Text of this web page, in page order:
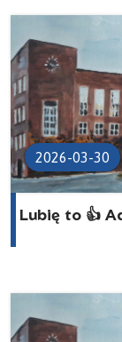
2026-03-30
Lubię to 👍